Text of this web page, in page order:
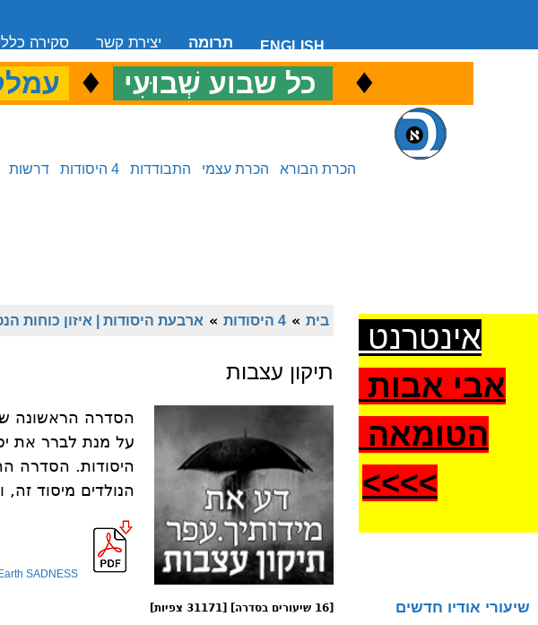
סקירה יצירת קשר תרומה ENGLISH
♦ כל שבוע שְׁבוּעִי ♦
הכרת הבורא הכרת עצמי התבודדות 4 היסודות דרשות
בית »4 היסודות »ארבעת היסודות | איזון כוחות
תיקון עצבות
הסדרה הראשונה
על מנת לברר את
היסודות. הסדרה
הנולדים מיסוד זה,
SADNESS
[16 שיעורים בסדרה] [31171 צפיות]
אינטרנט
אבי אבות
הטומאה
>>>
>
שיעורי אודיו חדשים